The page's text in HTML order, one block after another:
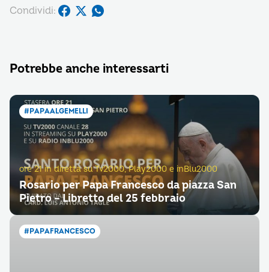
Condividi:
Potrebbe anche interessarti
#PAPAALGEMELLI
ore 21 in diretta su Tv2000, Play2000 e inBlu2000
Rosario per Papa Francesco da piazza San
Pietro – Libretto del 25 febbraio
#PAPAFRANCESCO